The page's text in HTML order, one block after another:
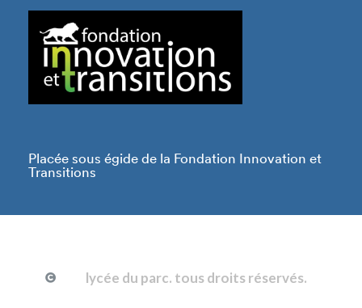
Placée sous égide de la Fondation Innovation et
Transitions
lycée du parc. tous droits réservés.